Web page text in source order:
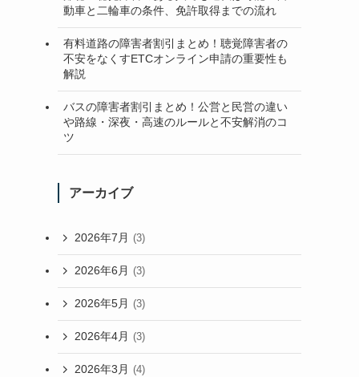
動車と二輪車の条件、免許取得までの流れ
有料道路の障害者割引まとめ！聴覚障害者の
不安をなくすETCオンライン申請の重要性も
解説
バスの障害者割引まとめ！公営と民営の違い
や路線・深夜・高速のルールと不安解消のコ
ツ
アーカイブ
2026年7月 (3)
2026年6月 (3)
2026年5月 (3)
2026年4月 (3)
2026年3月 (4)